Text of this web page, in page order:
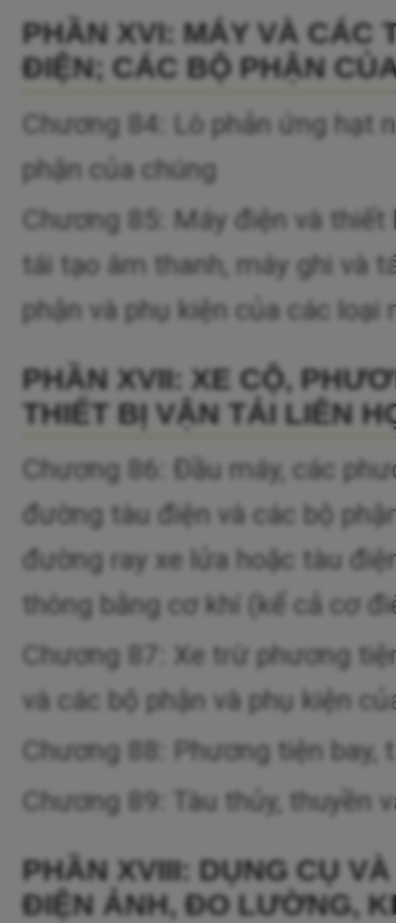
PHẦN XVI: MÁY VÀ CÁC
ĐIỆN; CÁC BỘ PHẬN
Chương 84: Lò phản ứng hạt
phận của chúng
Chương 85: Máy điện và thiết
tái tạo âm thanh, máy ghi và
phận và phụ kiện của các loại
PHẦN XVII: XE CỘ,
THIẾT BỊ VẬN TẢI LIÊN
Chương 86: Đầu máy, các
đường tàu điện và các bộ
đường ray xe lửa hoặc tàu
thông bằng cơ khí (kể cả cơ
Chương 87: Xe trừ phương
và các bộ phận và phụ kiện
Chương 88: Phương tiện
Chương 89: Tàu thủy, thuyền
PHẦN XVIII: DỤNG CỤ
ĐIỆN ẢNH, ĐO LƯỜNG,